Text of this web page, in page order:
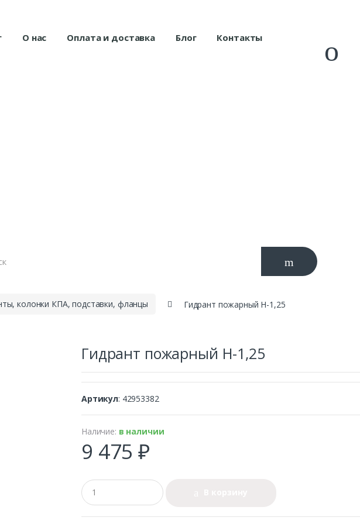
О нас Оплата и доставка Блог Контакты
колонки КПА, подставки, фланцы Гидрант пожарный Н-1,25
Гидрант пожарный Н-1,25
Артикул: 42953382
Наличие: в наличии
9 475 ₽